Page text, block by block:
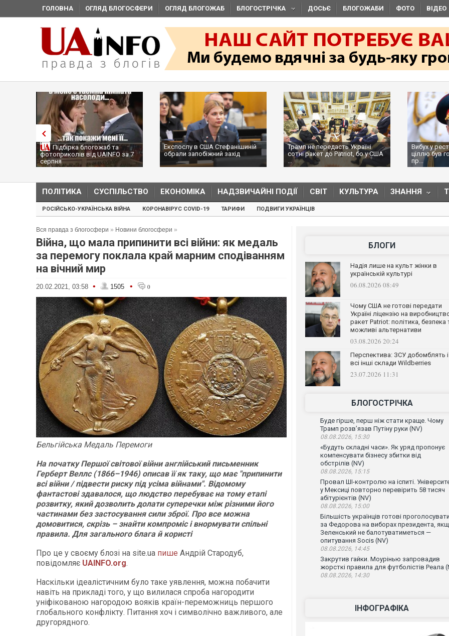
ГОЛОВНА ОГЛЯД БЛОГОСФЕРИ ОГЛЯД БЛОГОЖАБ БЛОГОСТРІЧКА ДОСЬЄ БЛОГОЖАБИ ФОТО ВІДЕО
Підбірка блогожаб та
фотоприколів від UAINFO за 7
Експослу в США Стефанішиній
обрали запобіжний захід
Трамп не передасть Україні
сотні ракет до Patriot, бо у США
Вибух у ресторані в
ціллю був головком
ПОЛІТИКА СУСПІЛЬСТВО ЕКОНОМІКА НАДЗВИЧАЙНІ ПОДІЇ СВІТ КУЛЬТУРА ЗНАННЯ
РОСІЙСЬКО-УКРАЇНСЬКА ВІЙНА КОРОНАВІРУС COVID-19 ТАРИФИ ПОДВИГИ УКРАЇНЦІВ
Вся правда з блогосфери » Новини блогосфери »
Війна, що мала припинити всі війни: як медаль
за перемогу поклала край марним сподіванням
на вічний мир
20.02.2021, 03:58 • 1505 • 0
Бельгійська Медаль Перемоги
На початку Першої світової війни англійський письменник
Герберт Веллс (1866–1946) описав її як таку, що має "припинити
всі війни / підвести риску під усіма війнами". Відомому
фантастові здавалося, що людство перебуває на тому етапі
розвитку, який дозволить долати суперечки між різними його
частинами без застосування сили зброї. Про все можна
домовитися, скрізь – знайти компроміс і внормувати спільні
правила. Для загального блага й користі
Про це у своєму блозі на site.ua пише Андрій Стародуб,
повідомляє UAINFO.org.
Наскільки ідеалістичним було таке уявлення, можна побачити
навіть на прикладі того, у що вилилася спроба нагородити
уніфікованою нагородою вояків країн-переможниць першого
глобального конфлікту. Питання хоч і символічно важливого, але
другорядного.
БЛОГИ
Надія лише на культ жінки в
українській культурі
06.08.2026 08:49
Чому США не готові передати
Україні ліцензію на
ракет Patriot: політика, безпека
можливі альтернативи
03.08.2026 20:24
Перспектива: ЗСУ добомблять і
всі інші склади Wildberries
23.07.2026 11:31
БЛОГОСТРІЧКА
Буде гірше, перш ніж стати краще. Чому
Трамп розв’язав Путіну руки (NV)
08.08.2026, 15:30
«Будуть складні часи». Як уряд пропонує
компенсувати бізнесу збитки від
обстрілів (NV)
08.08.2026, 15:15
Провал ШІ-контролю на іспиті.
у Мексиці повторно перевірить 58 тисяч
абітурієнтів (NV)
08.08.2026, 15:00
Більшість українців готові проголосувати
за Федорова на виборах президента,
Зеленський не балотуватиметься —
опитування Socis (NV)
08.08.2026, 14:45
Закрутив гайки. Моурінью запровадив
жорсткі правила для футболістів Реала
08.08.2026, 14:30
ІНФОГРАФІКА